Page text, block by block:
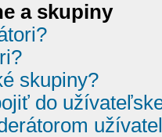
a skupiny
skupiny?
do